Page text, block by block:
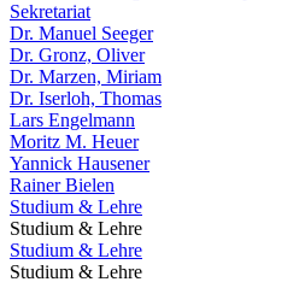
Sekretariat
Dr. Manuel Seeger
Dr. Gronz, Oliver
Dr. Marzen, Miriam
Dr. Iserloh, Thomas
Lars Engelmann
Moritz M. Heuer
Yannick Hausener
Rainer Bielen
Studium & Lehre
Studium & Lehre
Studium & Lehre
Studium & Lehre